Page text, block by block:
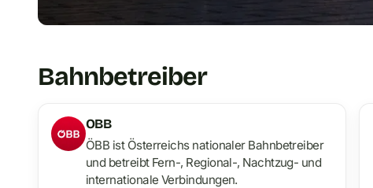
Bahnbetreiber
OBB
ÖBB ist Österreichs nationaler Bahnbetreiber
und betreibt Fern-, Regional-, Nachtzug- und
internationale Verbindungen.